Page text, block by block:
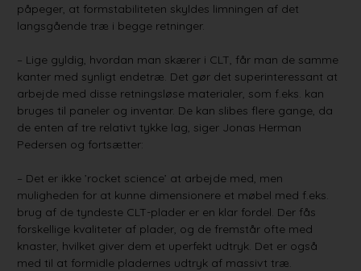
påpeger, at formstabiliteten skyldes limningen af det
langsgående træ i begge retninger.
– Lige gyldig, hvordan man skærer i CLT, får man de samme
kanter med synligt endetræ. Det gør det superinteressant at
arbejde med disse retningsløse materialer, som f.eks. kan
bruges til paneler og inventar. De kan slibes flere gange, da
de enten af tre relativt tykke lag, siger Jonas Herman
Pedersen og fortsætter:
– Det er ikke ’rocket science’ at arbejde med, men
muligheden for at kunne dimensionere et møbel med f.eks.
brug af de tyndeste CLT-plader er en klar fordel. Der fås
forskellige kvaliteter af plader, og de fremstår ofte med
knaster, hvilket giver dem et uperfekt udtryk. Det er også
med til at formidle pladernes udtryk af massivt træ.